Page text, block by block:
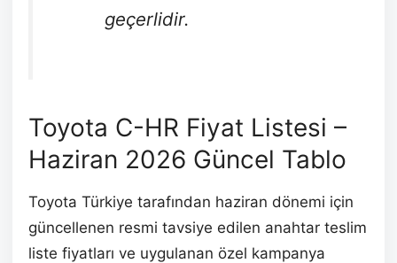
geçerlidir.
Toyota C-HR Fiyat Listesi –
Haziran 2026 Güncel Tablo
Toyota Türkiye tarafından haziran dönemi için
güncellenen resmi tavsiye edilen anahtar teslim
liste fiyatları ve uygulanan özel kampanya